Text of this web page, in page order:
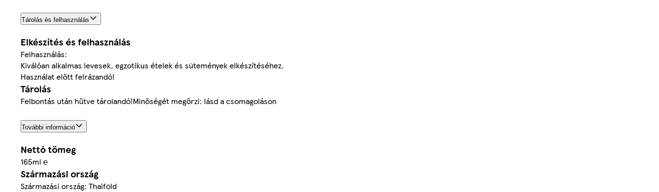
Tárolás és felhasználás
Elkészítés és felhasználás
Felhasználás:
Kiválóan alkalmas levesek, egzotikus ételek és sütemények elkészítéséhez.
Használat előtt felrázandó!
Tárolás
Felbontás után hűtve tárolandó!Minőségét megőrzi: lásd a csomagoláson
További információ
Nettó tömeg
165ml ℮
Származási ország
Származási ország: Thaiföld